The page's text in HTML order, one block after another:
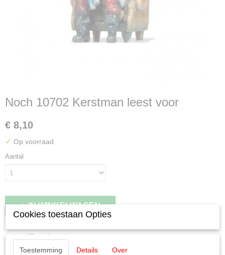
Noch 10702 Kerstman leest voor
€ 8,10
✓ Op voorraad
Aantal
IN WINKELWAGEN
Specificaties
Cookies toestaan Opties
Toestemming Details Over